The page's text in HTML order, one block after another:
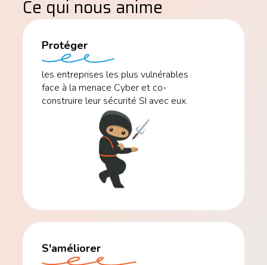
Ce qui nous anime
Protéger
les entreprises les plus vulnérables
face à la menace Cyber et co-
construire leur sécurité SI avec eux.
S'améliorer